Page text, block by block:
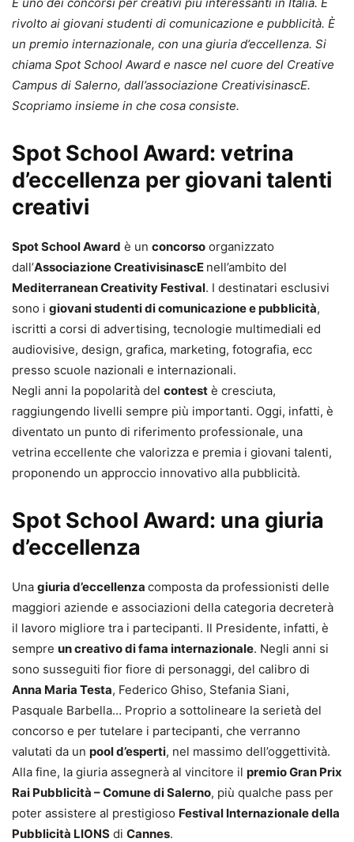
rivolto ai giovani studenti di comunicazione e pubblicità. È
un premio internazionale, con una giuria d’eccellenza. Si
chiama Spot School Award e nasce nel cuore del Creative
Campus di Salerno, dall’associazione CreativisinascE.
Scopriamo insieme in che cosa consiste.
Spot School Award: vetrina
d’eccellenza per giovani talenti
creativi
Spot School Award è un concorso organizzato
dall’Associazione CreativisinascE nell’ambito del
Mediterranean Creativity Festival. I destinatari esclusivi
sono i giovani studenti di comunicazione e pubblicità,
iscritti a corsi di advertising, tecnologie multimediali ed
audiovisive, design, grafica, marketing, fotografia, ecc
presso scuole nazionali e internazionali.
Negli anni la popolarità del contest è cresciuta,
raggiungendo livelli sempre più importanti. Oggi, infatti, è
diventato un punto di riferimento professionale, una
vetrina eccellente che valorizza e premia i giovani talenti,
proponendo un approccio innovativo alla pubblicità.
Spot School Award: una giuria
d’eccellenza
Una giuria d’eccellenza composta da professionisti delle
maggiori aziende e associazioni della categoria decreterà
il lavoro migliore tra i partecipanti. Il Presidente, infatti, è
sempre un creativo di fama internazionale. Negli anni si
sono susseguiti fior fiore di personaggi, del calibro di
Anna Maria Testa, Federico Ghiso, Stefania Siani,
Pasquale Barbella… Proprio a sottolineare la serietà del
concorso e per tutelare i partecipanti, che verranno
valutati da un pool d’esperti, nel massimo dell’oggettività.
Alla fine, la giuria assegnerà al vincitore il premio Gran Prix
Rai Pubblicità – Comune di Salerno, più qualche pass per
poter assistere al prestigioso Festival Internazionale della
Pubblicità LIONS di Cannes.